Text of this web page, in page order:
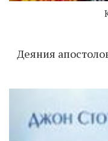
Деяния